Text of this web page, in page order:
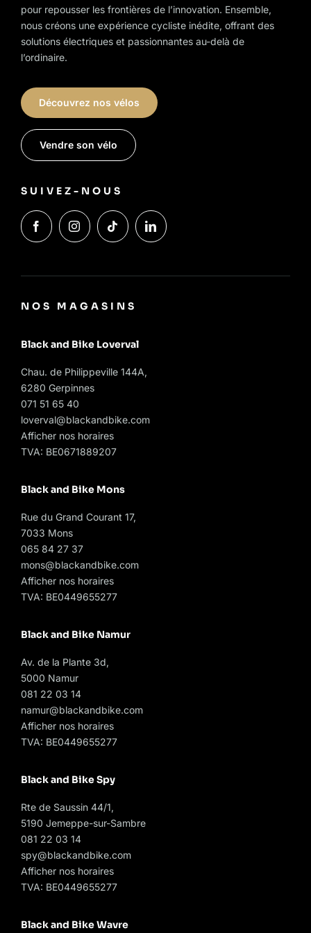
pour repousser les frontières de l’innovation. Ensemble,
nous créons une expérience cycliste inédite, offrant des
solutions électriques et passionnantes au-delà de
l’ordinaire.
Découvrez nos vélos
Vendre son vélo
SUIVEZ-NOUS
NOS MAGASINS
Black and Bike Loverval
Chau. de Philippeville 144A,
6280 Gerpinnes
071 51 65 40
loverval@blackandbike.com
Afficher nos horaires
TVA: BE0671889207
Black and Bike Mons
Rue du Grand Courant 17,
7033 Mons
065 84 27 37
mons@blackandbike.com
Afficher nos horaires
TVA: BE0449655277
Black and Bike Namur
Av. de la Plante 3d,
5000 Namur
081 22 03 14
namur@blackandbike.com
Afficher nos horaires
TVA: BE0449655277
Black and Bike Spy
Rte de Saussin 44/1,
5190 Jemeppe-sur-Sambre
081 22 03 14
spy@blackandbike.com
Afficher nos horaires
TVA: BE0449655277
Black and Bike Wavre